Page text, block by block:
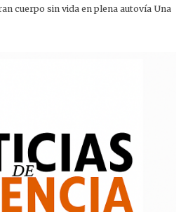
cuerpo sin vida en plena autovía Una